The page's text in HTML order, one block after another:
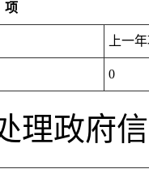
项
上一
0
理政府